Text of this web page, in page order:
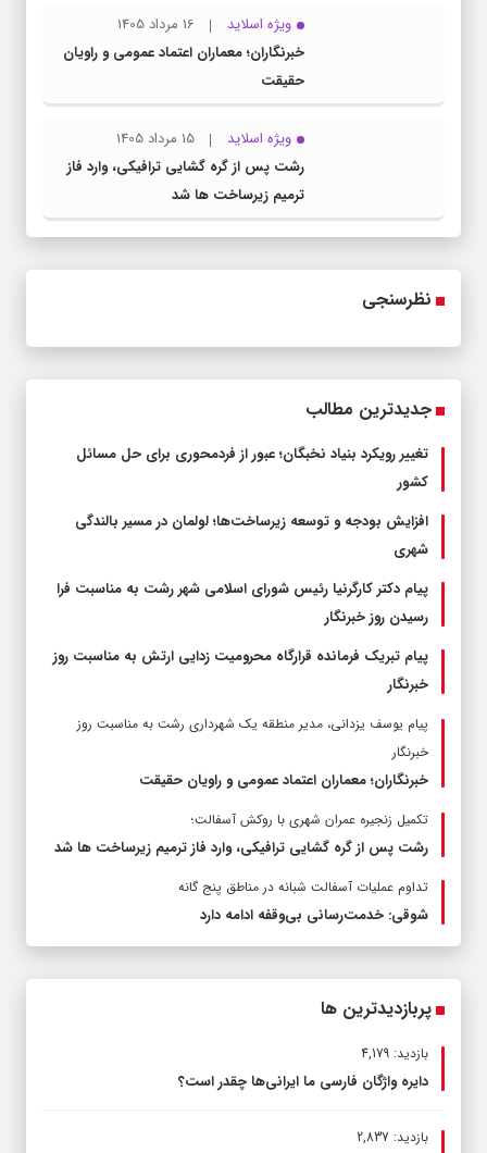
ویژه اسلاید
16 مرداد 1405
خبرنگاران؛ معماران اعتماد عمومی و راویان
حقیقت
ویژه اسلاید
15 مرداد 1405
رشت پس از گره گشایی ترافیکی، وارد فاز
ترمیم زیرساخت ها شد
نظرسنجی
جدیدترین مطالب
تغییر رویکرد بنیاد نخبگان؛ عبور از فردمحوری برای حل مسائل
کشور
افزایش بودجه و توسعه زیرساخت‌ها؛ لولمان در مسیر بالندگی
شهری
پیام دکتر کارگرنیا رئیس شورای اسلامی شهر رشت به مناسبت فرا
رسیدن روز خبرنگار
پیام تبریک فرمانده قرارگاه محرومیت‌ زدایی ارتش به مناسبت روز
خبرنگار
پیام یوسف یزدانی، مدیر منطقه یک شهرداری رشت به مناسبت روز
خبرنگار
خبرنگاران؛ معماران اعتماد عمومی و راویان حقیقت
تکمیل زنجیره عمران شهری با روکش آسفالت؛
رشت پس از گره گشایی ترافیکی، وارد فاز ترمیم زیرساخت ها شد
تداوم عملیات آسفالت‌ شبانه در مناطق پنج گانه
شوقی: خدمت‌رسانی بی‌وقفه ادامه دارد
پربازدیدترین ها
بازدید: 4,179
دایره واژگان فارسی ما ایرانی‌ها چقدر است؟
بازدید: 2,837